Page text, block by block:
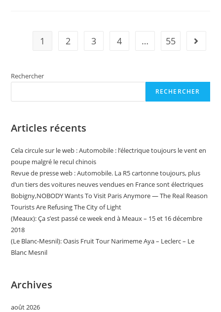
Rue
1 2 3 4 … 55 Aller à
Rechercher
RECHERCHER
Articles récents
Cela circule sur le web : Automobile : l’électrique toujours le vent en
poupe malgré le recul chinois
Revue de presse web : Automobile. La R5 cartonne toujours, plus
d’un tiers des voitures neuves vendues en France sont électriques
Bobigny,NOBODY Wants To Visit Paris Anymore — The Real Reason
Tourists Are Refusing The City of Light
(Meaux): Ça s’est passé ce week end à Meaux – 15 et 16 décembre
2018
(Le Blanc-Mesnil): Oasis Fruit Tour Narimeme Aya – Leclerc – Le
Blanc Mesnil
Archives
août 2026